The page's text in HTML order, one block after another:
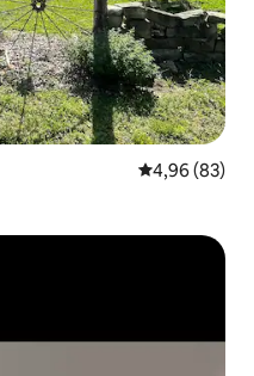
Calificación
4,96 (83)